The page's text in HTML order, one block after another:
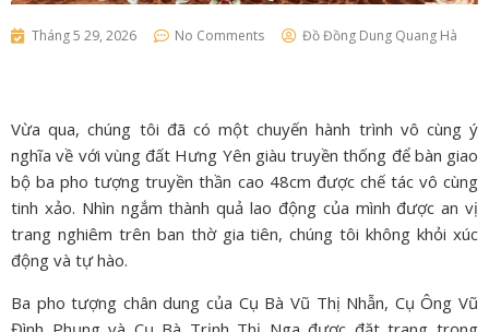
Tháng 5 29, 2026 No Comments Đồ Đồng Dung Quang Hà
Vừa qua, chúng tôi đã có một chuyến hành trình vô cùng ý
nghĩa về với vùng đất Hưng Yên giàu truyền thống để bàn giao
bộ ba pho tượng truyền thần cao 48cm được chế tác vô cùng
tinh xảo. Nhìn ngắm thành quả lao động của mình được an vị
trang nghiêm trên ban thờ gia tiên, chúng tôi không khỏi xúc
động và tự hào.
Ba pho tượng chân dung của Cụ Bà Vũ Thị Nhẫn, Cụ Ông Vũ